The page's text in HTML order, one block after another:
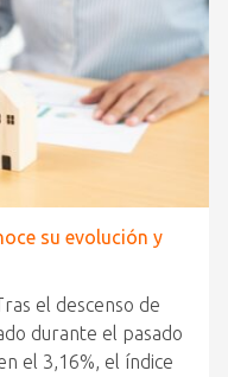
su evolución y
el descenso de
durante el pasado
el 3,16%, el índice